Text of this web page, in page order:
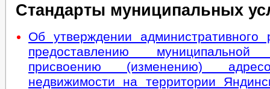
Стандарты муниципальных
Об утверждении административного
предоставлению
присвоению (изменению)
недвижимости на территории